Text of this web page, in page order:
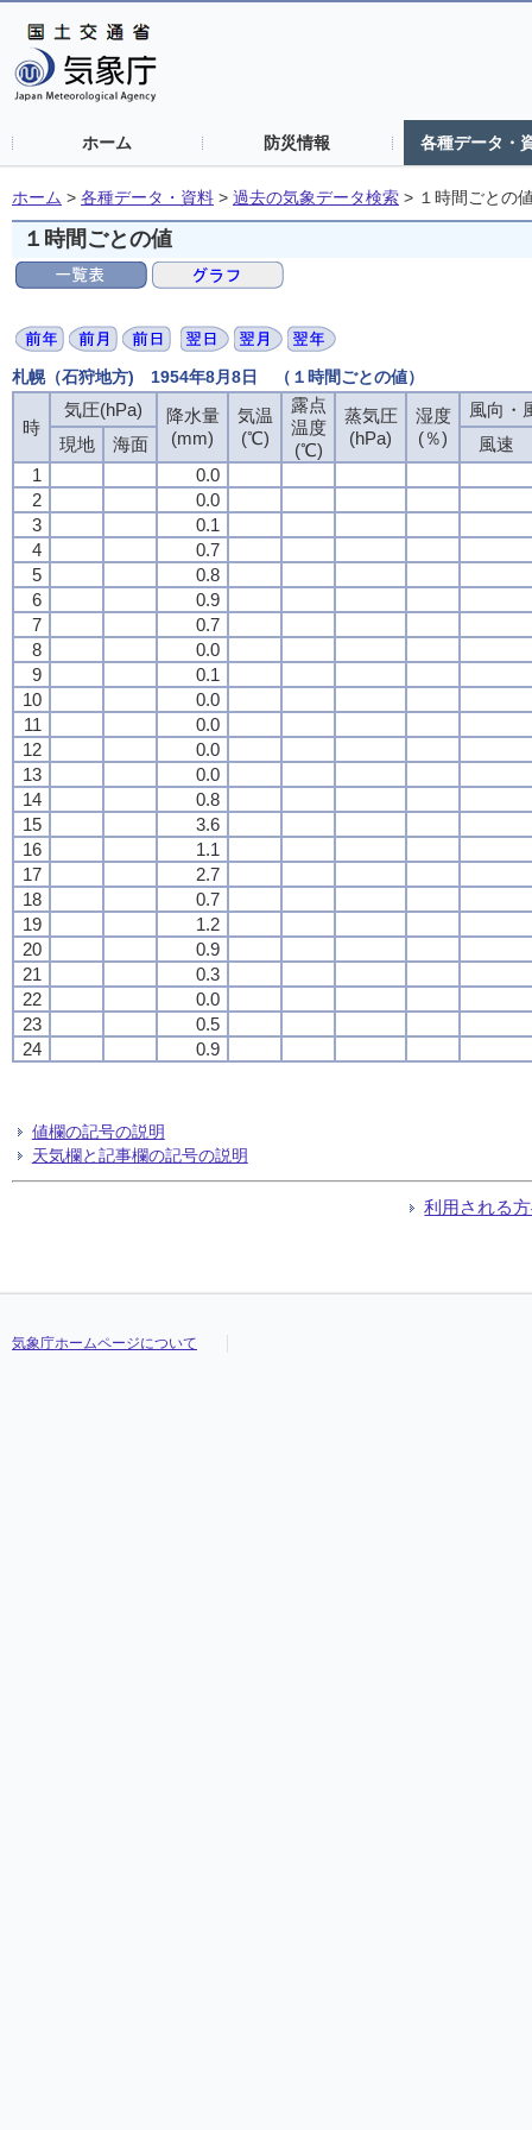
ホーム 防災情報 各種データ・
ホーム > 各種データ・資料 > 過去の気象データ検索 > １時間ごとの
１時間ごとの値
札幌（石狩地方) 1954年8月8日 （１時間ごとの値）
時
気圧(hPa)
降水量
(mm)
気温
(℃)
露点
温度
(℃)
蒸気圧
(hPa)
湿度
(％)
風向・
現地
海面
風速
1
0.0
2
0.0
3
0.1
4
0.7
5
0.8
6
0.9
7
0.7
8
0.0
9
0.1
10
0.0
11
0.0
12
0.0
13
0.0
14
0.8
15
3.6
16
1.1
17
2.7
18
0.7
19
1.2
20
0.9
21
0.3
22
0.0
23
0.5
24
0.9
値欄の記号の説明
天気欄と記事欄の記号の説明
利用される
気象庁ホームページについて